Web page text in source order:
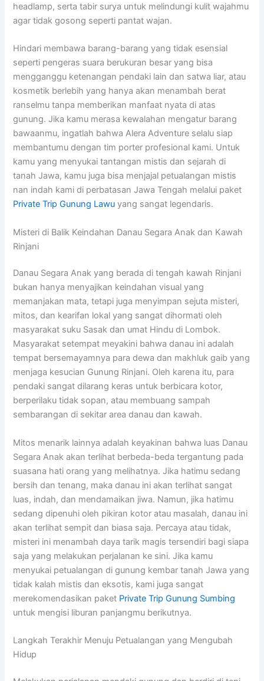
headlamp, serta tabir surya untuk melindungi kulit wajahmu
agar tidak gosong seperti pantat wajan.
Hindari membawa barang-barang yang tidak esensial
seperti pengeras suara berukuran besar yang bisa
mengganggu ketenangan pendaki lain dan satwa liar, atau
kosmetik berlebih yang hanya akan menambah berat
ranselmu tanpa memberikan manfaat nyata di atas
gunung. Jika kamu merasa kewalahan mengatur barang
bawaanmu, ingatlah bahwa Alera Adventure selalu siap
membantumu dengan tim porter profesional kami. Untuk
kamu yang menyukai tantangan mistis dan sejarah di
tanah Jawa, kamu juga bisa menjajal petualangan mistis
nan indah kami di perbatasan Jawa Tengah melalui paket
Private Trip Gunung Lawu yang sangat legendaris.
Misteri di Balik Keindahan Danau Segara Anak dan Kawah
Rinjani
Danau Segara Anak yang berada di tengah kawah Rinjani
bukan hanya menyajikan keindahan visual yang
memanjakan mata, tetapi juga menyimpan sejuta misteri,
mitos, dan kearifan lokal yang sangat dihormati oleh
masyarakat suku Sasak dan umat Hindu di Lombok.
Masyarakat setempat meyakini bahwa danau ini adalah
tempat bersemayamnya para dewa dan makhluk gaib yang
menjaga kesucian Gunung Rinjani. Oleh karena itu, para
pendaki sangat dilarang keras untuk berbicara kotor,
berperilaku tidak sopan, atau membuang sampah
sembarangan di sekitar area danau dan kawah.
Mitos menarik lainnya adalah keyakinan bahwa luas Danau
Segara Anak akan terlihat berbeda-beda tergantung pada
suasana hati orang yang melihatnya. Jika hatimu sedang
bersih dan tenang, maka danau ini akan terlihat sangat
luas, indah, dan mendamaikan jiwa. Namun, jika hatimu
sedang dipenuhi oleh pikiran kotor atau masalah, danau ini
akan terlihat sempit dan biasa saja. Percaya atau tidak,
misteri ini menambah daya tarik magis tersendiri bagi siapa
saja yang melakukan perjalanan ke sini. Jika kamu
menyukai petualangan di gunung kembar tanah Jawa yang
tidak kalah mistis dan eksotis, kami juga sangat
merekomendasikan paket Private Trip Gunung Sumbing
untuk mengisi liburan panjangmu berikutnya.
Langkah Terakhir Menuju Petualangan yang Mengubah
Hidup